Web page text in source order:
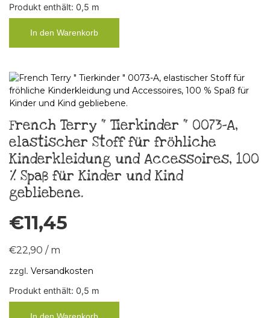
Produkt enthält: 0,5 m
In den Warenkorb
French Terry “ Tierkinder “ 0073-A,
elastischer Stoff für fröhliche
Kinderkleidung und Accessoires, 100
% Spaß für Kinder und Kind
gebliebene.
€11,45
€22,90 / m
zzgl. Versandkosten
Produkt enthält: 0,5 m